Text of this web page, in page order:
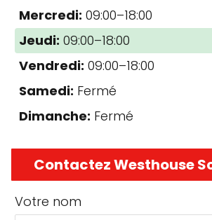
Mercredi: 09:00–18:00
Jeudi: 09:00–18:00
Vendredi: 09:00–18:00
Samedi: Fermé
Dimanche: Fermé
Contactez Westhouse
Votre nom